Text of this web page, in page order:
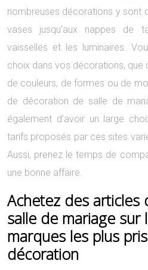
nombreuses décorations y sont
vases jusqu’aux nappes de
vaisselles et les luminaires.
choix dans vos décorations, que
de couleurs, de formes ou de
de décoration de salle de
également d’avoir un large
tarifs proposés par ces sites
Aussi, prenez le temps de
une bonne affaire.
Achetez des
salle de mariage sur
marques les plus
décoration